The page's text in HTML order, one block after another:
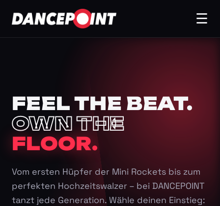
☰
FEEL THE BEAT.
OWN THE
FLOOR.
Vom ersten Hüpfer der Mini Rockets bis zum
perfekten Hochzeitswalzer – bei DANCEPOINT
tanzt jede Generation. Wähle deinen Einstieg: